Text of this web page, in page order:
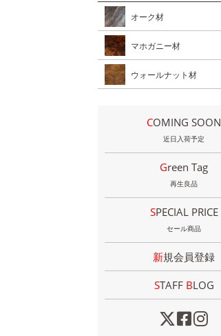
オーク材
マホガニー材
ウォールナット材
COMING SOON
近日入荷予定
Green Tag
再生良品
SPECIAL PRICE
セール商品
新規会員登録
STAFF BLOG